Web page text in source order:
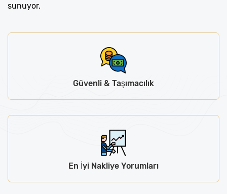
sunuyor.
Güvenli & Taşımacılık
En İyi Nakliye Yorumları